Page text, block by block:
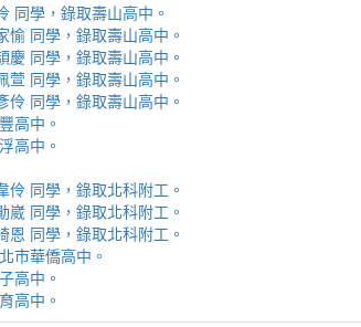
同學，錄取壽山高中。
同學，錄取壽山高中。
同學，錄取壽山高中。
同學，錄取壽山高中。
同學，錄取壽山高中。
高中。
高中。
同學，錄取北科附工。
同學，錄取北科附工。
同學，錄取北科附工。
市華僑高中。
高中。
高中。